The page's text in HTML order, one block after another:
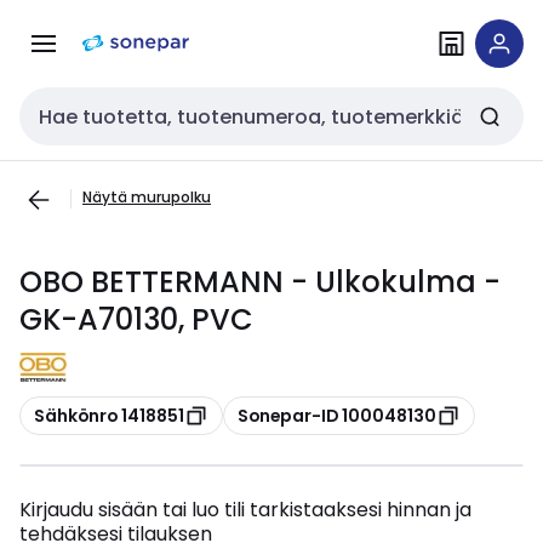
navigointiinsisältöön
Haku
Näytä murupolku
OBO BETTERMANN - Ulkokulma -
GK-A70130, PVC
Kopioi
Sähkönro 1418851 Kopioi
Sonepar-ID 100048130
Kirjaudu sisään tai luo tili tarkistaaksesi hinnan ja
tehdäksesi tilauksen